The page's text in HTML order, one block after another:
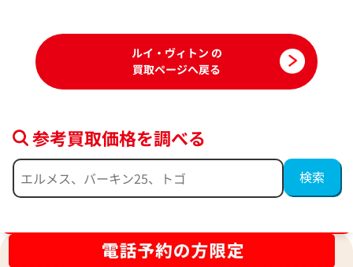
ルイ・ヴィトン の
買取ページへ戻る
参考買取価格を調べる